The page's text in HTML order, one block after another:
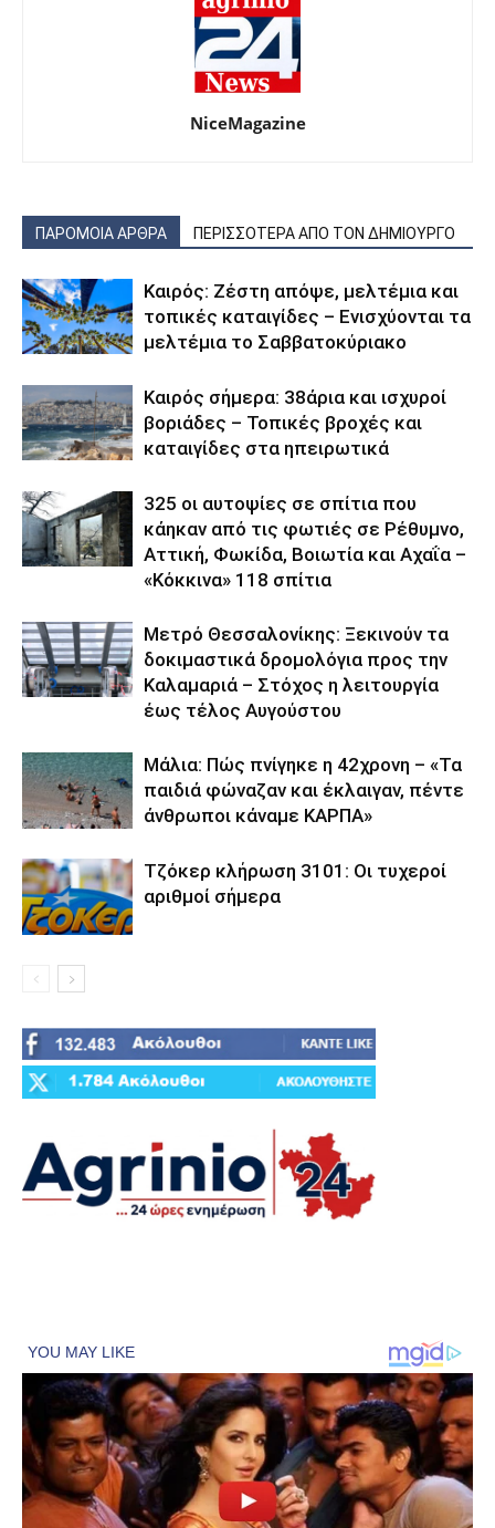
NiceMagazine
ΠΑΡΟΜΟΙΑ ΑΡΘΡΑ ΠΕΡΙΣΣΟΤΕΡΑ ΑΠΟ ΤΟΝ ΔΗΜΙΟΥΡΓΟ
Καιρός: Ζέστη απόψε, μελτέμια και
τοπικές καταιγίδες – Ενισχύονται τα
μελτέμια το Σαββατοκύριακο
Καιρός σήμερα: 38άρια και ισχυροί
βοριάδες – Τοπικές βροχές και
καταιγίδες στα ηπειρωτικά
325 οι αυτοψίες σε σπίτια που
κάηκαν από τις φωτιές σε Ρέθυμνο,
Αττική, Φωκίδα, Βοιωτία και Αχαΐα –
«Κόκκινα» 118 σπίτια
Μετρό Θεσσαλονίκης: Ξεκινούν τα
δοκιμαστικά δρομολόγια προς την
Καλαμαριά – Στόχος η λειτουργία
έως τέλος Αυγούστου
Μάλια: Πώς πνίγηκε η 42χρονη – «Τα
παιδιά φώναζαν και έκλαιγαν, πέντε
άνθρωποι κάναμε ΚΑΡΠΑ»
Τζόκερ κλήρωση 3101: Οι τυχεροί
αριθμοί σήμερα